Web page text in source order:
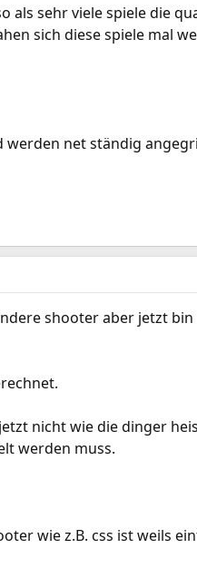
als sehr viele spiele die
sich diese spiele mal
net ständig
shooter aber jetzt bin
nicht wie die dinger
werden muss.
wie z.B. css ist weils